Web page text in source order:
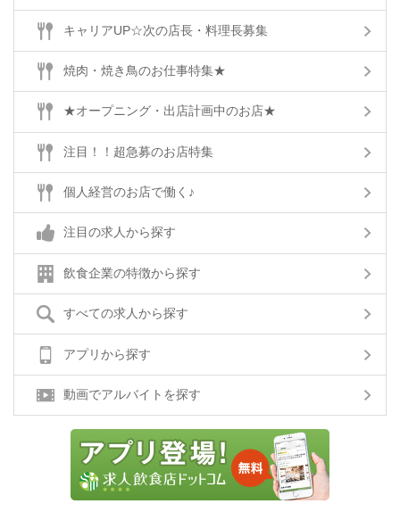
キャリアUP☆次の店長・料理長募集
焼肉・焼き鳥のお仕事特集★
★オープニング・出店計画中のお店★
注目！！超急募のお店特集
個人経営のお店で働く♪
注目の求人から探す
飲食企業の特徴から探す
すべての求人から探す
アプリから探す
動画でアルバイトを探す